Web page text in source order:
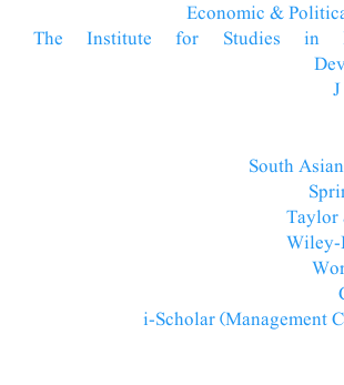
Economic &
The Institute for Studies in
South
Taylor
i-Scholar (Management